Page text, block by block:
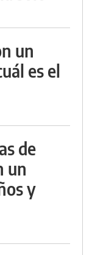
un
es el
de
un
y